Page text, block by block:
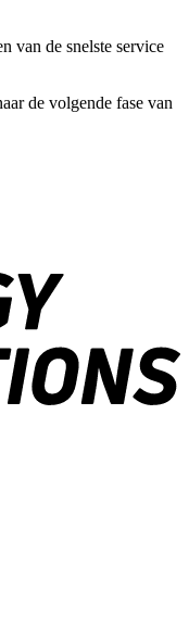
van de snelste service
de volgende fase van